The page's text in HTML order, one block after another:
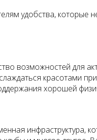
удобства,
возможностей для
красотами
хорошей